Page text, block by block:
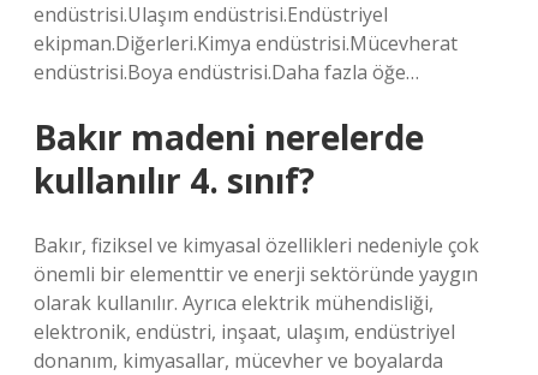
endüstrisi.Ulaşım endüstrisi.Endüstriyel
ekipman.Diğerleri.Kimya endüstrisi.Mücevherat
endüstrisi.Boya endüstrisi.Daha fazla öğe…
Bakır madeni nerelerde
kullanılır 4. sınıf?
Bakır, fiziksel ve kimyasal özellikleri nedeniyle çok
önemli bir elementtir ve enerji sektöründe yaygın
olarak kullanılır. Ayrıca elektrik mühendisliği,
elektronik, endüstri, inşaat, ulaşım, endüstriyel
donanım, kimyasallar, mücevher ve boyalarda